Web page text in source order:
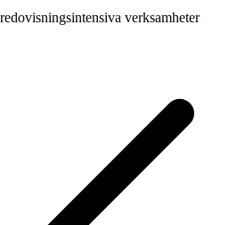
verksamheter